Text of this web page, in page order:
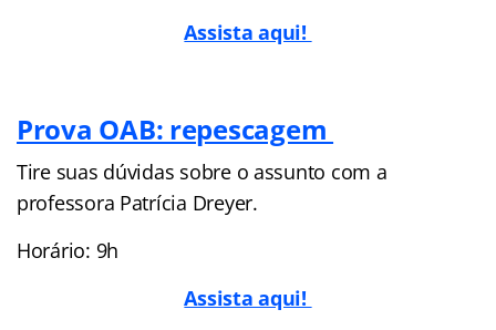
Assista aqui!
Prova OAB: repescagem
Tire suas dúvidas sobre o assunto com a
professora Patrícia Dreyer.
Horário: 9h
Assista aqui!